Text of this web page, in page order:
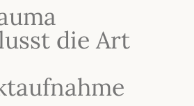
die Art